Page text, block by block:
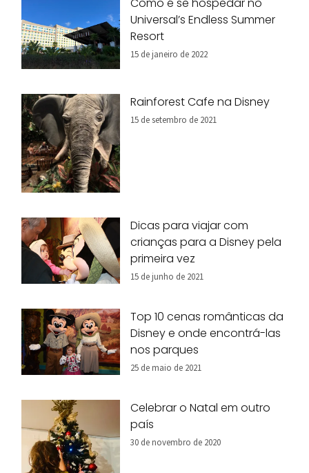
Universal’s Endless Summer
Resort
15 de janeiro de 2022
Rainforest Cafe na Disney
15 de setembro de 2021
Dicas para viajar com
crianças para a Disney pela
primeira vez
15 de junho de 2021
Top 10 cenas românticas da
Disney e onde encontrá-las
nos parques
25 de maio de 2021
Celebrar o Natal em outro
país
30 de novembro de 2020